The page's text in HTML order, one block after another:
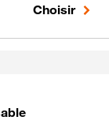
Choisir